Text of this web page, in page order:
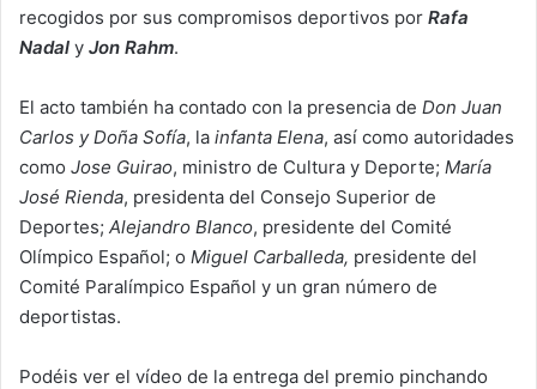
recogidos por sus compromisos deportivos por Rafa
Nadal y Jon Rahm.
El acto también ha contado con la presencia de Don Juan
Carlos y Doña Sofía, la infanta Elena, así como autoridades
como Jose Guirao, ministro de Cultura y Deporte; María
José Rienda, presidenta del Consejo Superior de
Deportes; Alejandro Blanco, presidente del Comité
Olímpico Español; o Miguel Carballeda, presidente del
Comité Paralímpico Español y un gran número de
deportistas.
Podéis ver el vídeo de la entrega del premio pinchando